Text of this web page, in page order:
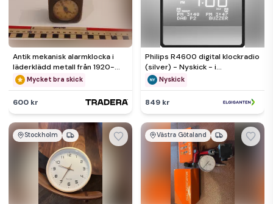
Antik mekanisk alarmklocka i
läderklädd metall från 1920-
talet retro bordsklocka
Mycket bra skick
600 kr
Philips R4600 digital klockradio
(silver) - Nyskick - i
originalförpackning
Nyskick
849 kr
Stockholm Västra Götaland